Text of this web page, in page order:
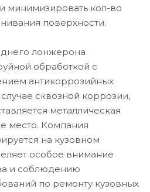
минимизировать кол-во
поверхности.
лонжерона
обработкой с
антикоррозийных
сквозной коррозии,
металлическая
место. Компания
на кузовном
особое внимание
и соблюдению
по ремонту кузовных